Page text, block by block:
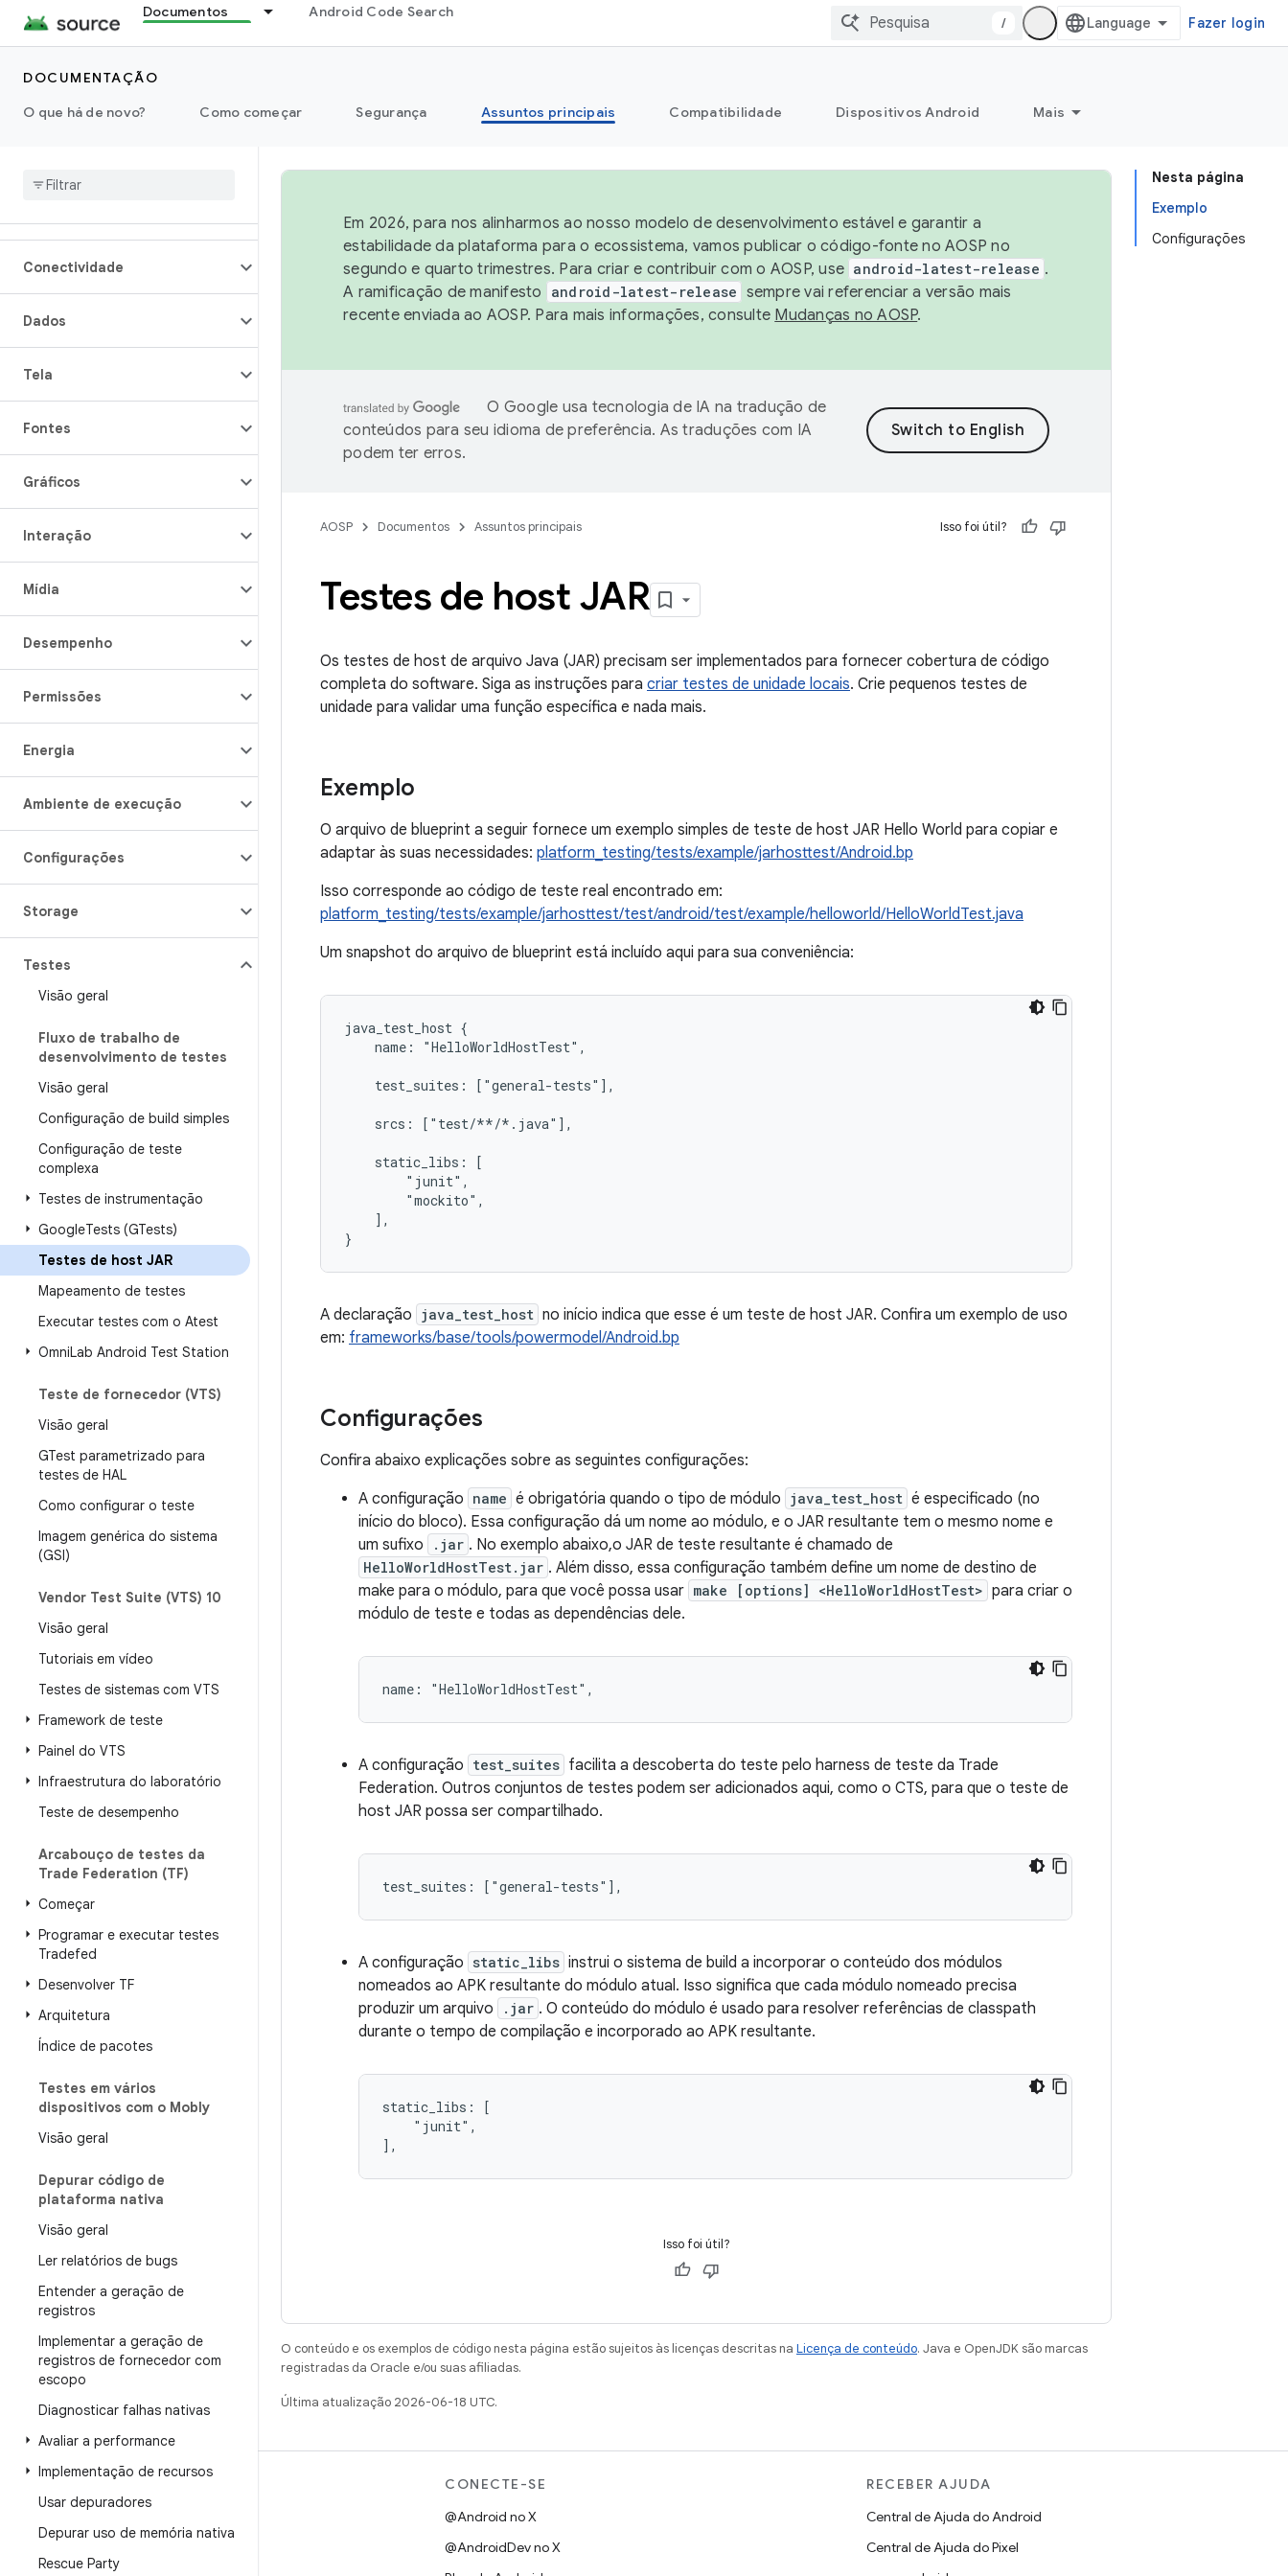
Documentos Android Code Search
/ Fazer login
DOCUMENTAÇÃO
O que há de novo?
Como começar Segurança Assuntos principais Compatibilidade Dispositivos Android Mais
Visão geral
Arquitetura
Conectividade
Dados
Tela
Fontes
Gráficos
Interação
Mídia
Desempenho
Permissões
Energia
Ambiente de execução
Configurações
Storage
Testes
Visão geral
Fluxo de trabalho de
desenvolvimento de testes
Visão geral
Configuração de build simples
Configuração de teste
complexa
Testes de instrumentação
GoogleTests (GTests)
Testes de host JAR
Mapeamento de testes
Executar testes com o Atest
OmniLab Android Test Station
Teste de fornecedor (VTS)
Visão geral
GTest parametrizado para
testes de HAL
Como configurar o teste
Imagem genérica do sistema
(GSI)
Vendor Test Suite (VTS) 10
Visão geral
Tutoriais em vídeo
Testes de sistemas com VTS
Framework de teste
Painel do VTS
Infraestrutura do laboratório
Teste de desempenho
Arcabouço de testes da
Trade Federation (TF)
Começar
Programar e executar testes
Tradefed
Desenvolver TF
Arquitetura
Índice de pacotes
Testes em vários
dispositivos com o Mobly
Visão geral
Depurar código de
plataforma nativa
Visão geral
Ler relatórios de bugs
Entender a geração de
registros
Implementar a geração de
registros de fornecedor com
escopo
Diagnosticar falhas nativas
Avaliar a performance
Implementação de recursos
Usar depuradores
Depurar uso de memória nativa
Rescue Party
Nesta página
Exemplo
Configurações
Em 2026, para nos alinharmos ao nosso modelo de desenvolvimento estável e garantir a
estabilidade da plataforma para o ecossistema, vamos publicar o código-fonte no AOSP no
segundo e quarto trimestres. Para criar e contribuir com o AOSP, use android-latest-release .
A ramificação de manifesto
android-latest-release sempre vai referenciar a versão mais
recente enviada ao AOSP. Para mais informações, consulte Mudanças no AOSP.
O Google usa tecnologia de IA na tradução de
conteúdos para seu idioma de preferência. As traduções com IA
podem ter erros.
AOSP Documentos Assuntos principais Isso foi útil?
Testes de host JAR
Os testes de host de arquivo Java (JAR) precisam ser implementados para fornecer cobertura de código
completa do software. Siga as instruções para criar testes de unidade locais. Crie pequenos testes de
unidade para validar uma função específica e nada mais.
Exemplo
O arquivo de blueprint a seguir fornece um exemplo simples de teste de host JAR Hello World para copiar e
adaptar às suas necessidades: platform_testing/tests/example/jarhosttest/Android.bp
Isso corresponde ao código de teste real encontrado em:
platform_testing/tests/example/jarhosttest/test/android/test/example/helloworld/HelloWorldTest.java
Um snapshot do arquivo de blueprint está incluído aqui para sua conveniência:
java_test_host {
    name: "HelloWorldHostTest",
    test_suites: ["general-tests"],
    srcs: ["test/**/*.java"],
    static_libs: [
        "junit",
        "mockito",
    ],
A declaração java_test_host no início indica que esse é um teste de host JAR. Confira um exemplo de uso
em: frameworks/base/tools/powermodel/Android.bp
Configurações
Confira abaixo explicações sobre as seguintes configurações:
A configuração name é obrigatória quando o tipo de módulo java_test_host é especificado (no
início do bloco). Essa configuração dá um nome ao módulo, e o JAR resultante tem o mesmo nome e
um sufixo
.jar . No exemplo abaixo,o JAR de teste resultante é chamado de
HelloWorldHostTest.jar . Além disso, essa configuração também define um nome de destino de
make para o módulo, para que você possa usar make [options] <HelloWorldHostTest> para criar o
módulo de teste e todas as dependências dele.
A configuração test_suites facilita a descoberta do teste pelo harness de teste da Trade
Federation. Outros conjuntos de testes podem ser adicionados aqui, como o CTS, para que o teste de
host JAR possa ser compartilhado.
A configuração static_libs instrui o sistema de build a incorporar o conteúdo dos módulos
nomeados ao APK resultante do módulo atual. Isso significa que cada módulo nomeado precisa
produzir um arquivo
.jar . O conteúdo do módulo é usado para resolver referências de classpath
durante o tempo de compilação e incorporado ao APK resultante.
static_libs: [
    "junit",
Isso foi útil?
O conteúdo e os exemplos de código nesta página estão sujeitos às licenças descritas na Licença de conteúdo. Java e OpenJDK são marcas
registradas da Oracle e/ou suas afiliadas.
Última atualização 2026-06-18 UTC.
CRIAR
CONECTE-SE
@Android no X
@AndroidDev no X
RECEBER AJUDA
Central de Ajuda do Android
Central de Ajuda do Pixel